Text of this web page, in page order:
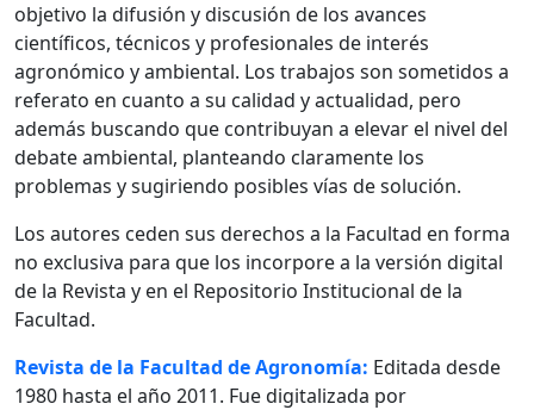
objetivo la difusión y discusión de los avances
científicos, técnicos y profesionales de interés
agronómico y ambiental. Los trabajos son sometidos a
referato en cuanto a su calidad y actualidad, pero
además buscando que contribuyan a elevar el nivel del
debate ambiental, planteando claramente los
problemas y sugiriendo posibles vías de solución.
Los autores ceden sus derechos a la Facultad en forma
no exclusiva para que los incorpore a la versión digital
de la Revista y en el Repositorio Institucional de la
Facultad.
Revista de la Facultad de Agronomía: Editada desde
1980 hasta el año 2011. Fue digitalizada por